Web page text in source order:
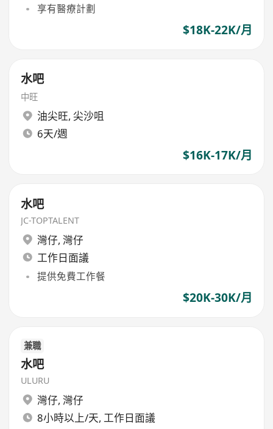
享有醫療計劃
$18K-22K/月
水吧
中旺
油尖旺, 尖沙咀
6天/週
$16K-17K/月
水吧
JC-TOPTALENT
灣仔, 灣仔
工作日面議
提供免費工作餐
$20K-30K/月
兼職
水吧
ULURU
灣仔, 灣仔
8小時以上/天, 工作日面議